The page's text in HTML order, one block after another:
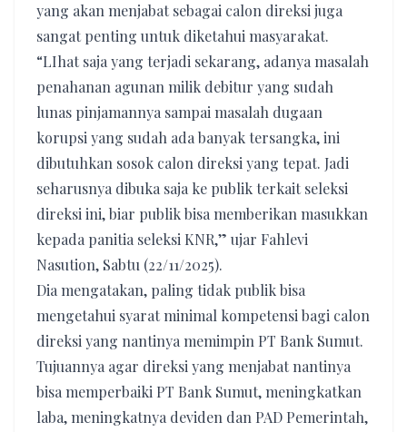
yang akan menjabat sebagai calon direksi juga
sangat penting untuk diketahui masyarakat.
“LIhat saja yang terjadi sekarang, adanya masalah
penahanan agunan milik debitur yang sudah
lunas pinjamannya sampai masalah dugaan
korupsi yang sudah ada banyak tersangka, ini
dibutuhkan sosok calon direksi yang tepat. Jadi
seharusnya dibuka saja ke publik terkait seleksi
direksi ini, biar publik bisa memberikan masukkan
kepada panitia seleksi KNR,” ujar Fahlevi
Nasution, Sabtu (22/11/2025).
Dia mengatakan, paling tidak publik bisa
mengetahui syarat minimal kompetensi bagi calon
direksi yang nantinya memimpin PT Bank Sumut.
Tujuannya agar direksi yang menjabat nantinya
bisa memperbaiki PT Bank Sumut, meningkatkan
laba, meningkatnya deviden dan PAD Pemerintah,